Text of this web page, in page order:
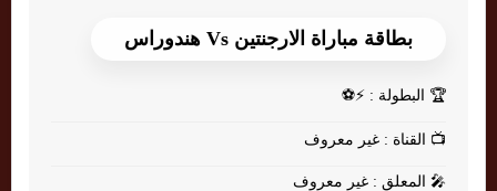
بطاقة مباراة الارجنتين Vs هندوراس
🏆 البطولة : ⚡⚽
📺 القناة : غير معروف
🎤 المعلق : غير معروف